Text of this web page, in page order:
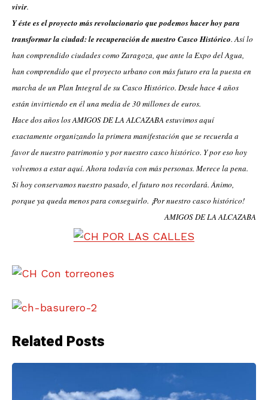
vivir.
Y éste es el proyecto más revolucionario que podemos hacer hoy para
transformar la ciudad: le recuperación de nuestro Casco Histórico. Así lo
han comprendido ciudades como Zaragoza, que ante la Expo del Agua,
han comprendido que el proyecto urbano con más futuro era la puesta en
marcha de un Plan Integral de su Casco Histórico. Desde hace 4 años
están invirtiendo en él una media de 30 millones de euros.
Hace dos años los AMIGOS DE LA ALCAZABA estuvimos aquí
exactamente organizando la primera manifestación que se recuerda a
favor de nuestro patrimonio y por nuestro casco histórico. Y por eso hoy
volvemosa estar aquí. Ahora todavía con más personas. Merece la pena.
Si hoy conservamos nuestro pasado, el futuro nos recordará. Ánimo,
porque ya queda menos para conseguirlo. ¡Por nuestro casco histórico!
AMIGOS DE LA ALCAZABA
Related Posts